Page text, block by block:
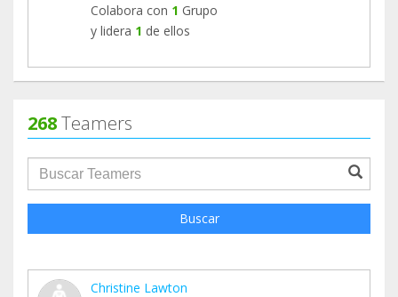
Colabora con 1 Grupo
y lidera 1 de ellos
268Teamers
groupProfile.searchForm.search.text???
Buscar
Christine Lawton